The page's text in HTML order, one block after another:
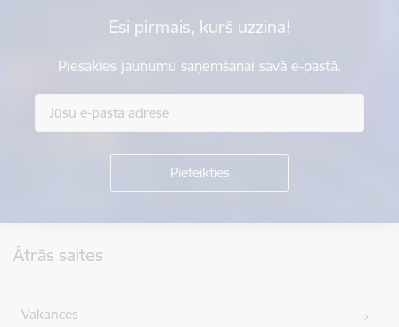
Esi pirmais, kurš uzzina!
Piesakies jaunumu saņemšanai savā e-pastā.
Ātrās saites
Vakances